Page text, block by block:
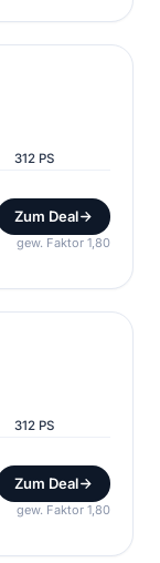
312 PS
Zum Deal
gew. Faktor 1,80
312 PS
Zum Deal
gew. Faktor 1,80